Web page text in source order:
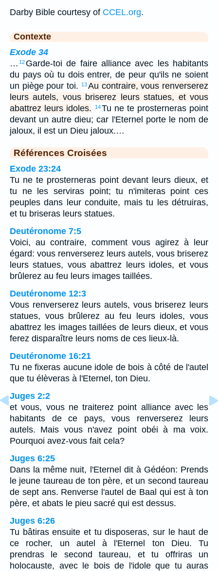
Darby Bible courtesy of CCEL.org.
Contexte
Exode 34
… 12 Garde-toi de faire alliance avec les habitants
du pays où tu dois entrer, de peur qu'ils ne soient
un piège pour toi.
13Au contraire, vous renverserez
leurs autels, vous briserez leurs statues, et vous
abattrez leurs idoles.
14Tu ne te prosterneras point
devant un autre dieu; car l'Eternel porte le nom de
jaloux, il est un Dieu jaloux.…
Références Croisées
Exode 23:24
Tu ne te prosterneras point devant leurs dieux, et
tu ne les serviras point; tu n'imiteras point ces
peuples dans leur conduite, mais tu les détruiras,
et tu briseras leurs statues.
Deutéronome 7:5
Voici, au contraire, comment vous agirez à leur
égard: vous renverserez leurs autels, vous briserez
leurs statues, vous abattrez leurs idoles, et vous
brûlerez au feu leurs images taillées.
Deutéronome 12:3
Vous renverserez leurs autels, vous briserez leurs
statues, vous brûlerez au feu leurs idoles, vous
abattrez les images taillées de leurs dieux, et vous
ferez disparaître leurs noms de ces lieux-là.
Deutéronome 16:21
Tu ne fixeras aucune idole de bois à côté de l'autel
que tu élèveras à l'Eternel, ton Dieu.
Juges 2:2
et vous, vous ne traiterez point alliance avec les
habitants de ce pays, vous renverserez leurs
autels. Mais vous n'avez point obéi à ma voix.
Pourquoi avez-vous fait cela?
Juges 6:25
Dans la même nuit, l'Eternel dit à Gédéon: Prends
le jeune taureau de ton père, et un second taureau
de sept ans. Renverse l'autel de Baal qui est à ton
père, et abats le pieu sacré qui est dessus.
Juges 6:26
Tu bâtiras ensuite et tu disposeras, sur le haut de
ce rocher, un autel à l'Eternel ton Dieu. Tu
prendras le second taureau, et tu offriras un
holocauste, avec le bois de l'idole que tu auras